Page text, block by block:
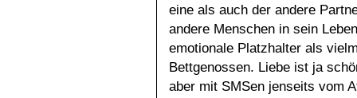
eine als auch der andere
andere Menschen in sein
emotionale Platzhalter als
Bettgenossen. Liebe ist ja
aber mit SMSen jenseits vom